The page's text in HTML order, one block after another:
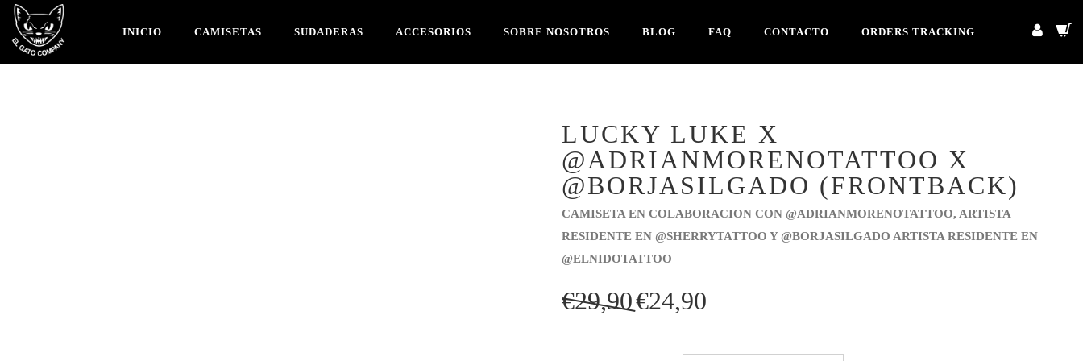
INICIO CAMISETAS SUDADERAS ACCESORIOS SOBRE NOSOTROS BLOG FAQ CONTACTO ORDERS TRACKING
LUCKY LUKE X
@ADRIANMORENOTATTOO X
@BORJASILGADO (FRONTBACK)
CAMISETA EN COLABORACION CON @ADRIANMORENOTATTOO, ARTISTA
RESIDENTE EN @SHERRYTATTOO Y @BORJASILGADO ARTISTA RESIDENTE EN
@ELNIDOTATTOO
€29,90 precio
€24,90precio
es: